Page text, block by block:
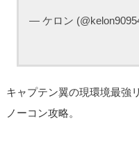
— ケロン
キャプテン翼の現環境最強
ノーコン攻略。